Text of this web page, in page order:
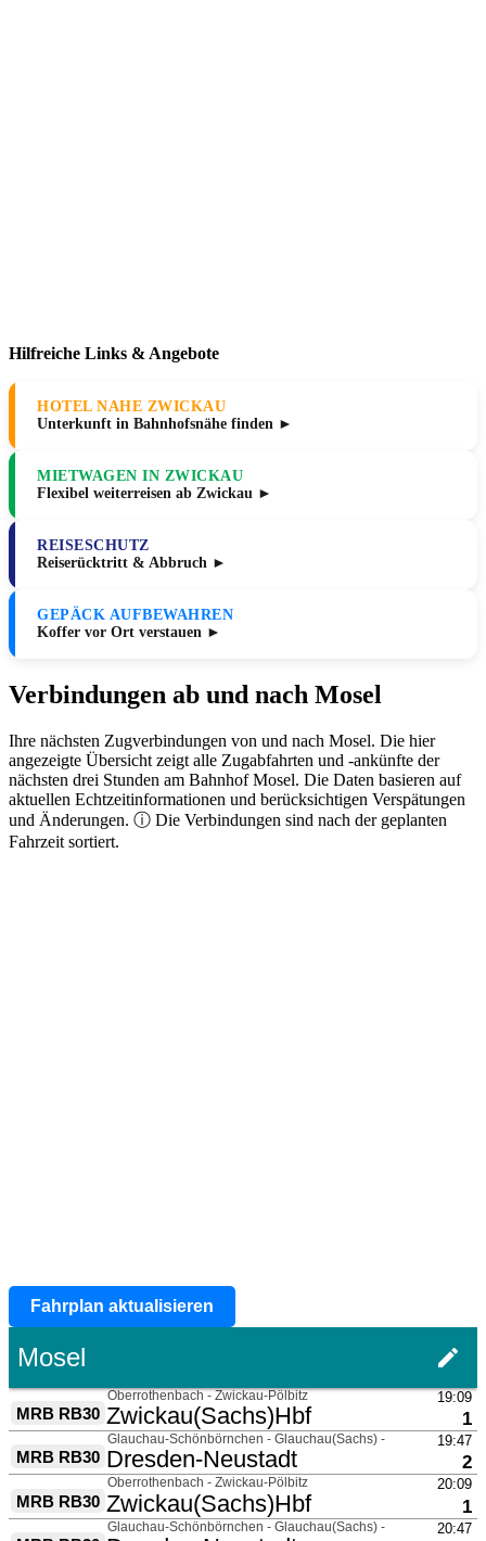
Hilfreiche Links & Angebote
HOTEL NAHE ZWICKAU
Unterkunft in Bahnhofsnähe finden ►
MIETWAGEN IN ZWICKAU
Flexibel weiterreisen ab Zwickau ►
REISESCHUTZ
Reiserücktritt & Abbruch ►
GEPÄCK AUFBEWAHREN
Koffer vor Ort verstauen ►
Verbindungen ab und nach Mosel
Ihre nächsten Zugverbindungen von und nach Mosel. Die hier
angezeigte Übersicht zeigt alle Zugabfahrten und -ankünfte der
nächsten drei Stunden am Bahnhof Mosel. Die Daten basieren auf
aktuellen Echtzeitinformationen und berücksichtigen Verspätungen
und Änderungen. ⓘ Die Verbindungen sind nach der geplanten
Fahrzeit sortiert.
Fahrplan aktualisieren